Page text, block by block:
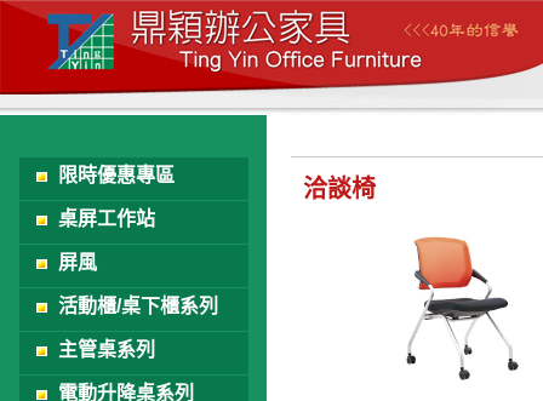
限時優惠專區
桌屏工作站
屏風
活動櫃/桌下櫃系列
主管桌系列
電動升降桌系列
洽談椅